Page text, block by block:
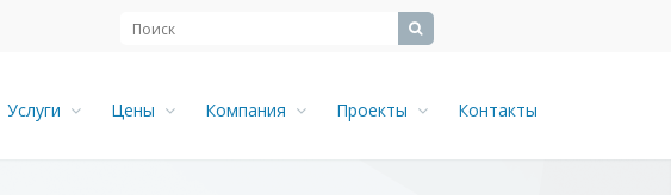
Услуги Цены Компания Проекты Контакты